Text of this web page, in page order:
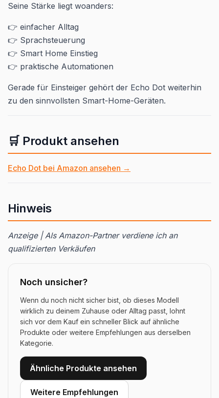
Seine Stärke liegt woanders:
👉 einfacher Alltag
👉 Sprachsteuerung
👉 Smart Home Einstieg
👉 praktische Automationen
Gerade für Einsteiger gehört der Echo Dot weiterhin
zu den sinnvollsten Smart-Home-Geräten.
🛒 Produkt ansehen
Echo Dot bei Amazon ansehen →
Hinweis
Anzeige | Als Amazon-Partner verdiene ich an
qualifizierten Verkäufen
Noch unsicher?
Wenn du noch nicht sicher bist, ob dieses Modell
wirklich zu deinem Zuhause oder Alltag passt, lohnt
sich vor dem Kauf ein schneller Blick auf ähnliche
Produkte oder weitere Empfehlungen aus derselben
Kategorie.
Ähnliche Produkte ansehen
Weitere Empfehlungen